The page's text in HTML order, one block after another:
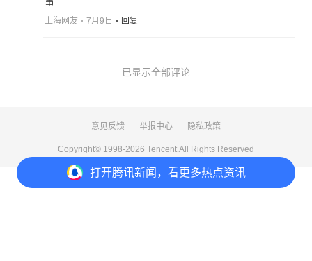
打开腾讯新闻，看更多热点资讯
上海网友 7月9日 回复
已显示全部评论
意见反馈 举报中心 隐私政策
Copyright© 1998-2026 Tencent.All Rights Reserved